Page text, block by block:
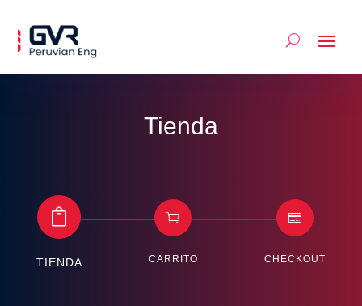
Tienda

TIENDA

CARRITO

CHECKOUT